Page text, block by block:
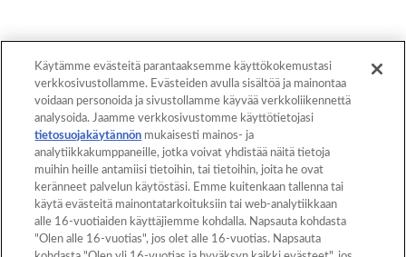
Takaisin ylös
Etusivu Tuotteet
Mallikuvat Mitä Aquabeads on?
Videot Vanhemmille
Käytämme evästeitä parantaaksemme käyttökokemustasi
verkkosivustollamme. Evästeiden avulla sisältöä ja mainontaa
voidaan personoida ja sivustollamme käyvää verkkoliikennettä
analysoida. Jaamme verkkosivustomme käyttötietojasi
tietosuojakäytännön mukaisesti mainos- ja
analytiikkakumppaneille, jotka voivat yhdistää näitä tietoja
muihin heille antamiisi tietoihin, tai tietoihin, joita he ovat
keränneet palvelun käytöstäsi. Emme kuitenkaan tallenna tai
käytä evästeitä mainontatarkoituksiin tai web-analytiikkaan
alle 16-vuotiaiden käyttäjiemme kohdalla. Napsauta kohdasta
"Olen alle 16-vuotias", jos olet alle 16-vuotias. Napsauta